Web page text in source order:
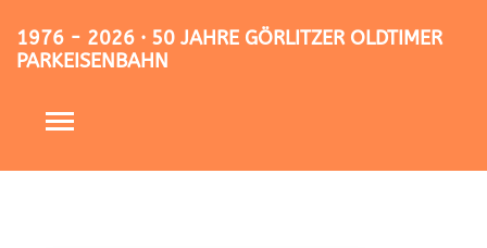
1976 - 2026 · 50 JAHRE GÖRLITZER OLDTIMER
PARKEISENBAHN